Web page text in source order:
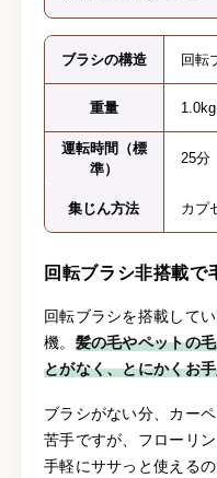
ブラシの構造 回転
重量 1.0kg
運転時間（標
準）
25分
集じん方法 カプ
回転ブラシ非搭載で
回転ブラシを搭載して
機。 髪の毛やペットの
とがなく、とにかくお
ブラシがない分、カー
苦手ですが、フローリ
手軽にササっと使える